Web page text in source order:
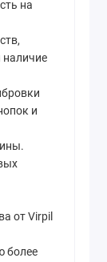
на
наличие
и
от Virpil
более